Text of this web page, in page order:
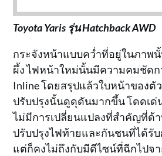
Toyota Yaris รุ่น Hatchback AWD
กระจังหน้าแบบคว่ำที่อยู่ในภาพนั้
ผึ้ง ไฟหน้าใหม่นั้นมีความคมชัดก
Inline โดยสรุปแล้วใบหน้าของตั
ปรับปรุงนั้นดูดุดันมากขึ้น โดดเด่
ไม่มีการเปลี่ยนแปลงที่สำคัญที่ด้
ปรับปรุงไฟท้ายและกันชนที่ได้รั
แต่ก็คงไม่ถึงกับมีดีไซน์ที่ฉีกไปจ